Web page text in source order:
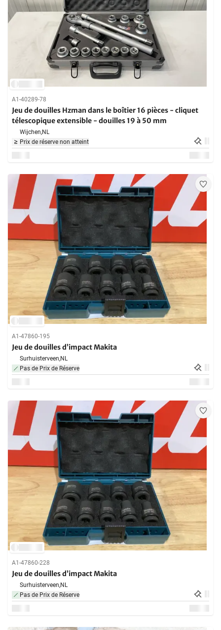
A1-40289-78
Jeu de douilles Hzman dans le boîtier 16 pièces - cliquet
télescopique extensible - douilles 19 à 50 mm
Wijchen,NL
Prix de réserve non atteint
A1-47860-195
Jeu de douilles d’impact Makita
Surhuisterveen,NL
Pas de Prix de Réserve
A1-47860-228
Jeu de douilles d’impact Makita
Surhuisterveen,NL
Pas de Prix de Réserve